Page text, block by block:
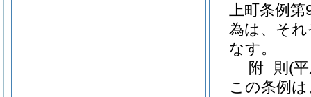
上町条例第
為は、そ
なす。
附 則 (
この条例